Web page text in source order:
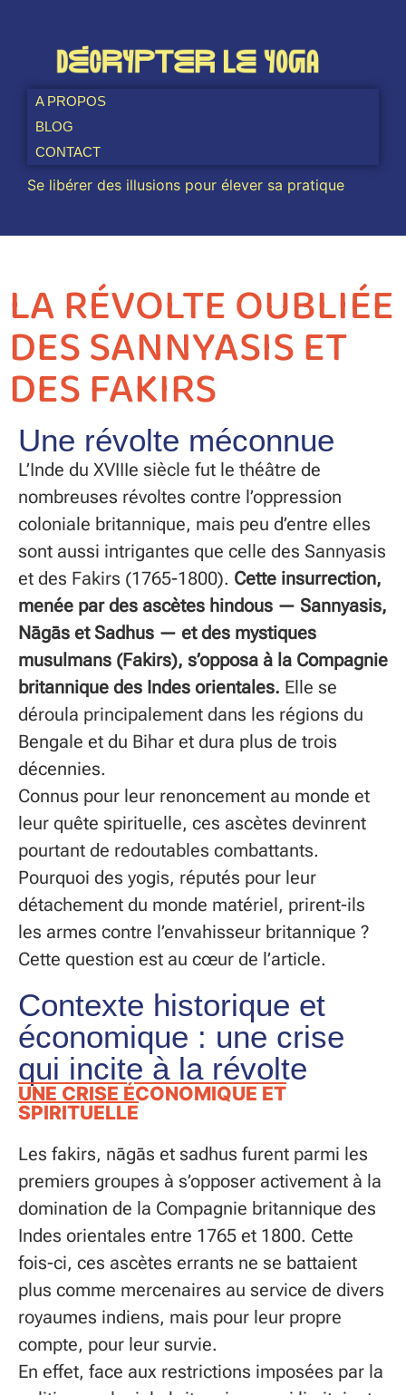
A PROPOS
BLOG
CONTACT
Se libérer des illusions pour élever sa pratique
LA RÉVOLTE OUBLIÉE
DES SANNYASIS ET
DES FAKIRS
Une révolte méconnue
L’Inde du XVIIIe siècle fut le théâtre de
nombreuses révoltes contre l’oppression
coloniale britannique, mais peu d’entre elles
sont aussi intrigantes que celle des Sannyasis
et des Fakirs (1765-1800). Cette insurrection,
menée par des ascètes hindous — Sannyasis,
Nāgās et Sadhus — et des mystiques
musulmans (Fakirs), s’opposa à la Compagnie
britannique des Indes orientales. Elle se
déroula principalement dans les régions du
Bengale et du Bihar et dura plus de trois
décennies.
Connus pour leur renoncement au monde et
leur quête spirituelle, ces ascètes devinrent
pourtant de redoutables combattants.
Pourquoi des yogis, réputés pour leur
détachement du monde matériel, prirent-ils
les armes contre l’envahisseur britannique ?
Cette question est au cœur de l’article.
Contexte historique et
économique : une crise
qui incite à la révolte
UNE CRISE ÉCONOMIQUE ET
SPIRITUELLE
Les fakirs, nāgās et sadhus furent parmi les
premiers groupes à s’opposer activement à la
domination de la Compagnie britannique des
Indes orientales entre 1765 et 1800. Cette
fois-ci, ces ascètes errants ne se battaient
plus comme mercenaires au service de divers
royaumes indiens, mais pour leur propre
compte, pour leur survie.
En effet, face aux restrictions imposées par la